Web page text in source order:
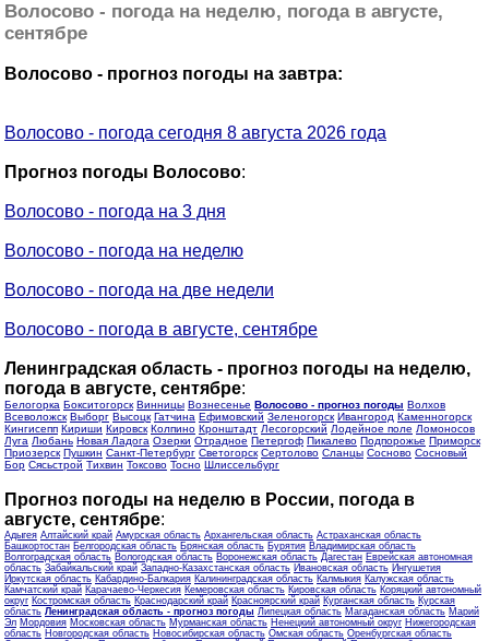
Волосово - погода на неделю, погода в августе,
сентябре
Волосово - прогноз погоды на завтра:
Волосово - погода сегодня 8 августа 2026 года
Прогноз погоды Волосово:
Волосово - погода на 3 дня
Волосово - погода на неделю
Волосово - погода на две недели
Волосово - погода в августе, сентябре
Ленинградская область - прогноз погоды на неделю,
погода в августе, сентябре:
Белогорка Бокситогорск Винницы Вознесенье Волосово - прогноз погоды Волхов
Всеволожск Выборг Высоцк Гатчина Ефимовский Зеленогорск Ивангород Каменногорск
Кингисепп Кириши Кировск Колпино Кронштадт Лесогорский Лодейное поле Ломоносов
Луга Любань Новая Ладога Озерки Отрадное Петергоф Пикалево Подпорожье Приморск
Приозерск Пушкин Санкт-Петербург Светогорск Сертолово Сланцы Сосново Сосновый
Бор Сясьстрой Тихвин Токсово Тосно Шлиссельбург
Прогноз погоды на неделю в России, погода в
августе, сентябре:
Адыгея Алтайский край Амурская область Архангельская область Астраханская область
Башкортостан Белгородская область Брянская область Бурятия Владимирская область
Волгоградская область Вологодская область Воронежская область Дагестан Еврейская автономная
область Забайкальский край Западно-Казахстанская область Ивановская область Ингушетия
Иркутская область Кабардино-Балкария Калининградская область Калмыкия Калужская область
Камчатский край Карачаево-Черкесия Кемеровская область Кировская область Коряцкий автономный
округ Костромская область Краснодарский край Красноярский край Курганская область Курская
область Ленинградская область - прогноз погоды Липецкая область Магаданская область Марий
Эл Мордовия Московская область Мурманская область Ненецкий автономный округ Нижегородская
область Новгородская область Новосибирская область Омская область Оренбургская область